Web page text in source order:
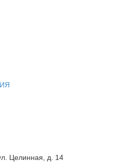
Целинная, д. 14